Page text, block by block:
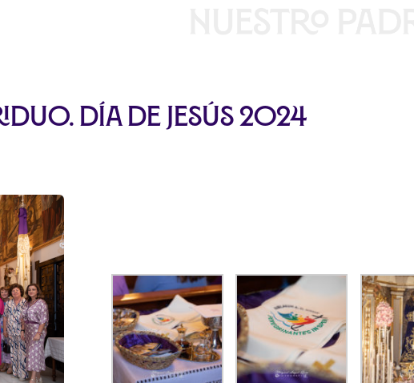
Día de Jesús 2024